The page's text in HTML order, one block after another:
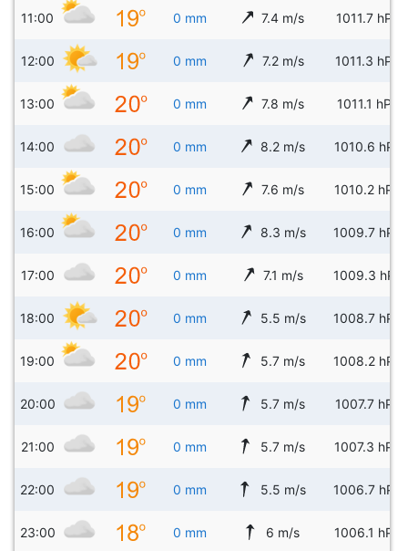
11:00 0 mm 7.4 m/s 1011.7 hPa
12:00 0 mm 7.2 m/s 1011.3 hPa
13:00 0 mm 7.8 m/s 1011.1 hPa
14:00 0 mm 8.2 m/s 1010.6 hPa
15:00 0 mm 7.6 m/s 1010.2 hPa
16:00 0 mm 8.3 m/s 1009.7 hPa
17:00 0 mm 7.1 m/s 1009.3 hPa
18:00 0 mm 5.5 m/s 1008.7 hPa
19:00 0 mm 5.7 m/s 1008.2 hPa
20:00 0 mm 5.7 m/s 1007.7 hPa
21:00 0 mm 5.7 m/s 1007.3 hPa
22:00 0 mm 5.5 m/s 1006.7 hPa
23:00 0 mm 6 m/s 1006.1 hPa